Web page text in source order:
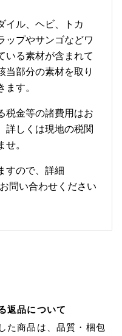
イル、ヘビ、トカ
ップやサンゴなどワ
いる素材が含まれて
当部分の素材を取り
す。
税金等の諸費用はお
詳しくは現地の税関
。
すので、詳細
お問い合わせください
返品について
た商品は、品質・梱包